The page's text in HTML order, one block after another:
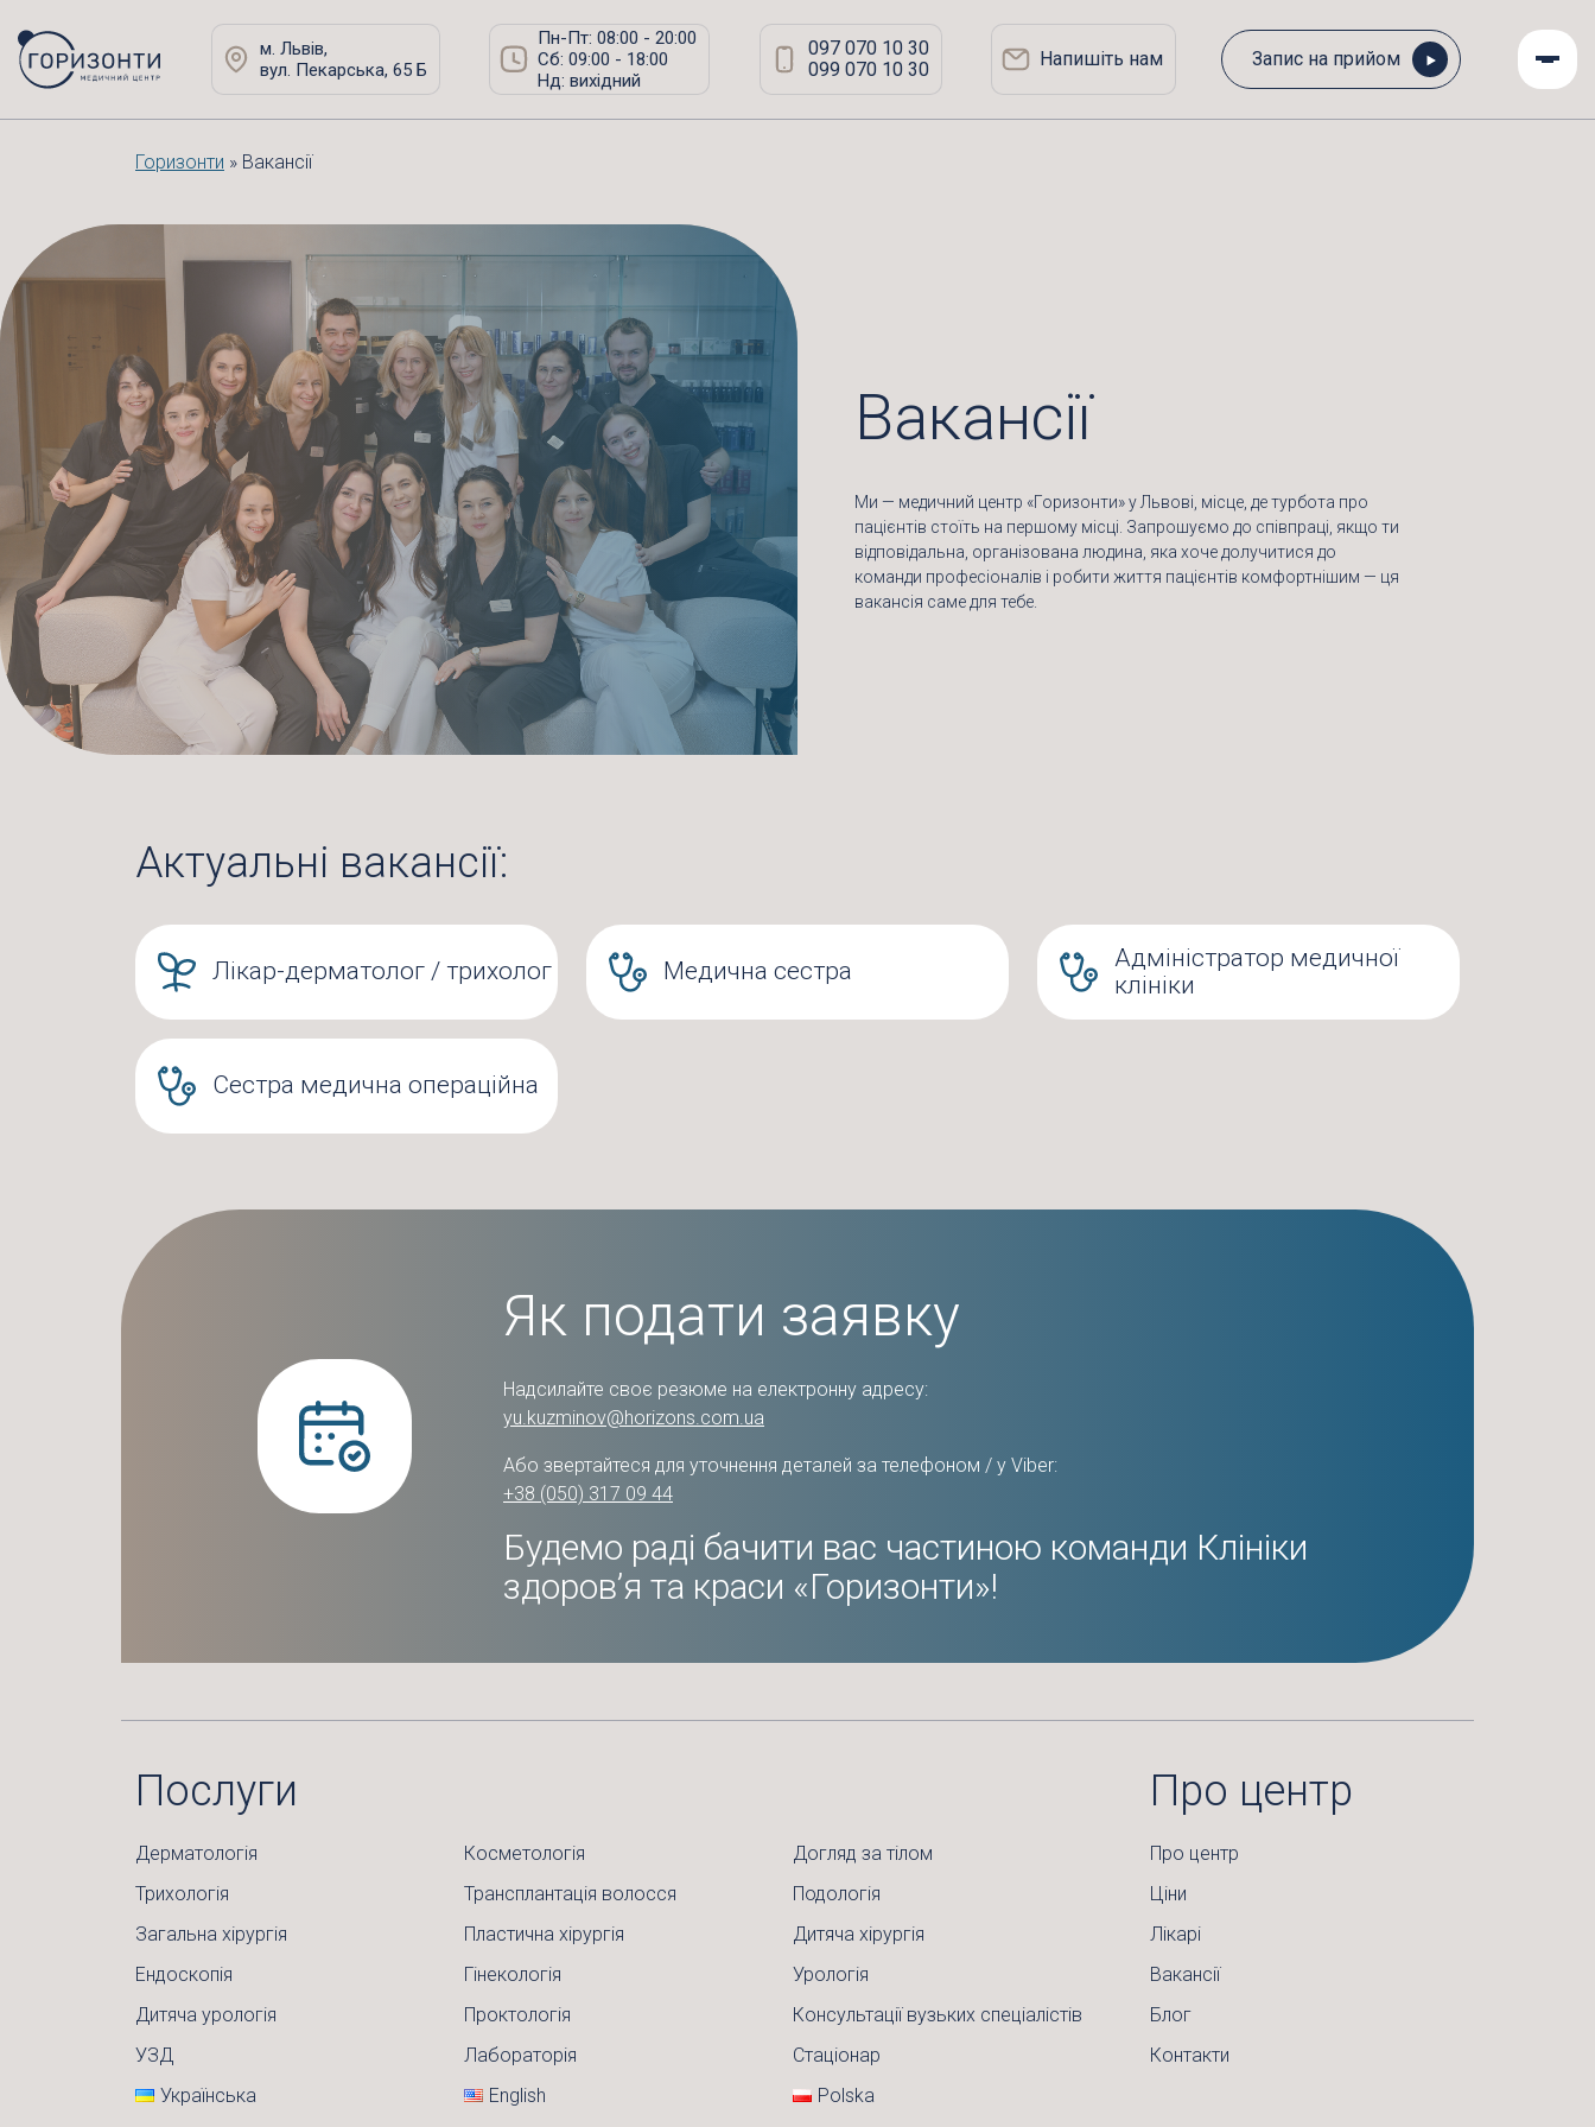
м. Львів,
вул. Пекарська, 65 Б
Пн-Пт: 08:00 - 20:00
Сб: 09:00 - 18:00
Нд: вихідний
097 070 10 30
099 070 10 30
Напишіть нам Запис на прийом
Горизонти » Вакансії
Вакансії
Ми — медичний центр «Горизонти» у Львові, місце, де турбота про
пацієнтів стоїть на першому місці. Запрошуємо до співпраці, якщо ти
відповідальна, організована людина, яка хоче долучитися до
команди професіоналів і робити життя пацієнтів комфортнішим — ця
вакансія саме для тебе.
Актуальні вакансії:
Лікар-дерматолог / трихолог Медична сестра
Адміністратор медичної
клініки
Сестра медична операційна
Як подати заявку
Надсилайте своє резюме на електронну адресу:
yu.kuzminov@horizons.com.ua
Або звертайтеся для уточнення деталей за телефоном / у Viber:
+38 (050) 317 09 44
Будемо раді бачити вас частиною команди Клініки
здоров’я та краси «Горизонти»!
Послуги
Дерматологія Косметологія
Догляд за тілом
Трихологія
Трансплантація волосся
Подологія
Загальна хірургія
Пластична хірургія
Дитяча хірургія
Ендоскопія
Гінекологія
Урологія
Дитяча урологія
Проктологія
Консультації вузьких спеціалістів
УЗД
Лабораторія
Стаціонар
Українська
English Polska
Про центр
Про центр
Ціни
Лікарі
Вакансії
Блог
Контакти